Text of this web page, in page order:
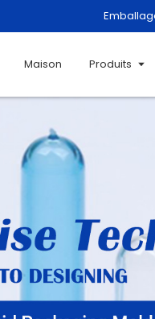
Maison Produits